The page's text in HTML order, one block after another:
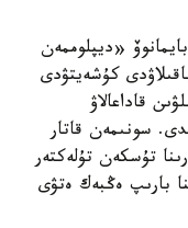
«ديپلوممەن
كۇشەيتۋدى
قاداعالاۋ
سونىمەن قاتار
تۇسكەن تۇلەكتەر
بارىپ ەڭبەك ەتۋى